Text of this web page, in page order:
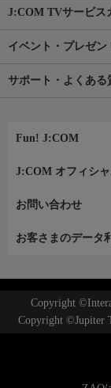
J:COM TVサービス
イベント・プレゼン
サポート・よくある
Fun! J:COM
J:COM オフィシャ
お問い合わせ
お客さまのデータ
Copyright
Copyright ©Jupiter